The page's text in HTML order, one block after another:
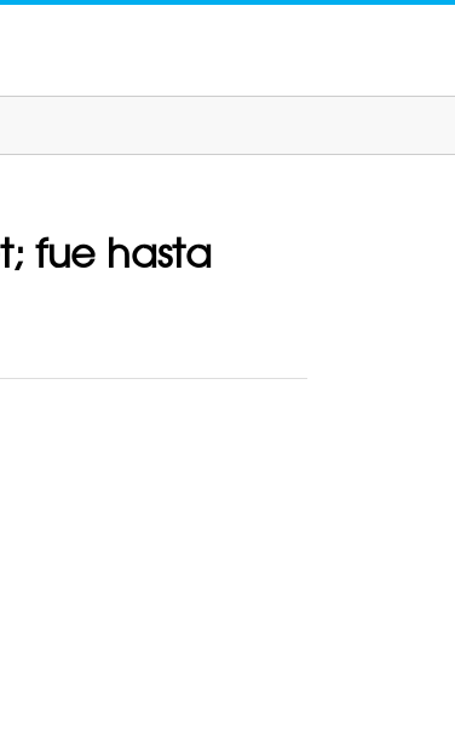
fue hasta